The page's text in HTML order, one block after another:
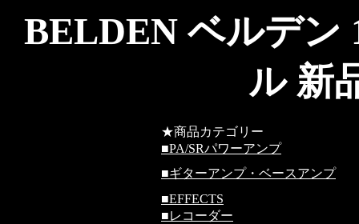
BELDEN ベルデン
ル 新
★商品カテゴリー
■PA/SRパワーアンプ
■ギターアンプ・ベースアンプ
■EFFECTS
■レコーダー